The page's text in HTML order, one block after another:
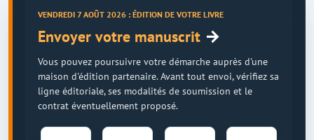
VENDREDI 7 AOÛT 2026 : ÉDITION DE VOTRE LIVRE
Envoyer votre manuscrit →
Vous pouvez poursuivre votre démarche auprès d'une
maison d'édition partenaire. Avant tout envoi, vérifiez sa
ligne éditoriale, ses modalités de soumission et le
contrat éventuellement proposé.